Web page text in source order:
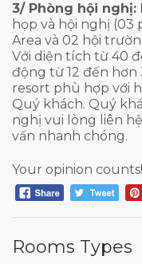
3/ Phòng hội nghị:
họp và hội nghị (03
Area và 02 hội
Với diện tích từ 40
động từ 12 đến hơn
resort phù hợp với
Quý khách. Quý
nghị vui lòng liên
vấn nhanh chóng.
Your opinion counts!
Rooms Types